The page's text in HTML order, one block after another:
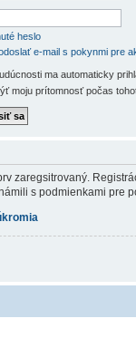
heslo
e-mail s pokynmi pre
ma automaticky
moju prítomnosť počas
zaregsitrovaný.
s podmienkami pre